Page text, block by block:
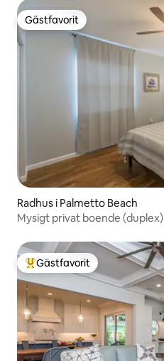
Gästfavorit
Gästfavorit
Radhus i Palmetto Beach
Mysigt privat boende
Populär gästfavorit
Gästfavorit